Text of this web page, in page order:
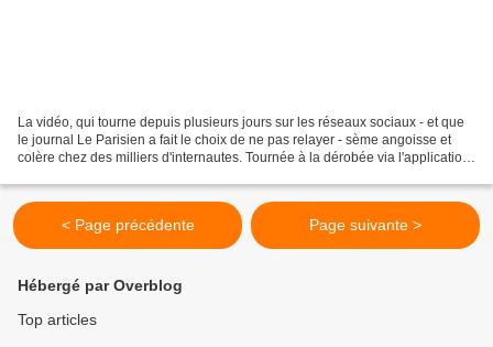
La vidéo, qui tourne depuis plusieurs jours sur les réseaux sociaux - et que
le journal Le Parisien a fait le choix de ne pas relayer - sème angoisse et
colère chez des milliers d'internautes. Tournée à la dérobée via l'application
< Page précédente Page suivante >
Hébergé par Overblog
Top articles